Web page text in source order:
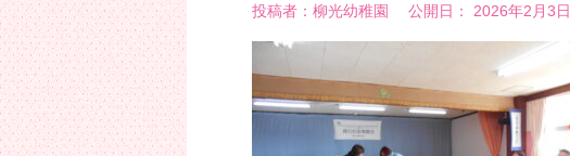
投稿者：柳光幼稚園 公開日： 2026年2月3日